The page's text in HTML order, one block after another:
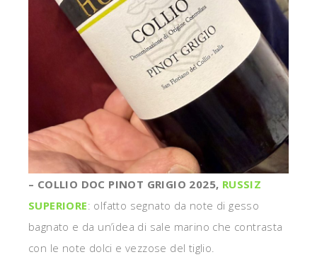
– COLLIO DOC PINOT GRIGIO 2025, RUSSIZ
SUPERIORE: olfatto segnato da note di gesso
bagnato e da un’idea di sale marino che contrasta
con le note dolci e vezzose del tiglio.